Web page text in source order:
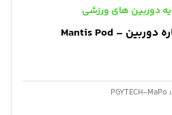
دوربین های ورزشی
سه پایه PGytech همه کاره دوربین – Mantis Pod
PGYTECH-MaPo